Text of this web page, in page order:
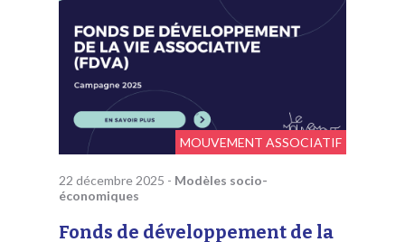
MOUVEMENT ASSOCIATIF
22 décembre 2025 - Modèles socio-
économiques
Fonds de développement de la